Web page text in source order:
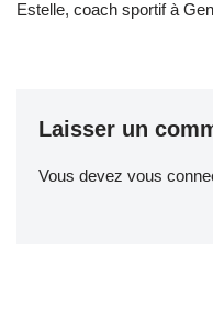
Estelle, coach sportif à
Laisser un
Vous devez vous